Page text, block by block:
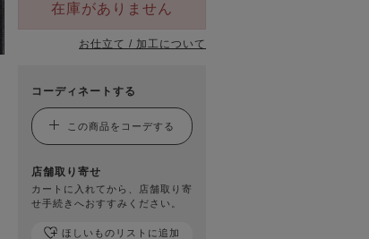
在庫がありません
お仕立て / 加工について
コーディネートする
この商品をコーデする
店舗取り寄せ
カートに入れてから、店舗取り寄
せ手続きへおすすみください。
ほしいものリストに追加